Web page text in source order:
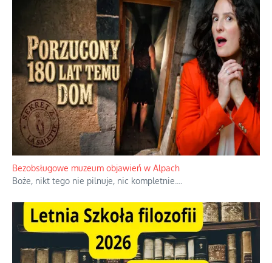
Bezobsługowe muzeum objawień w Alpach
Boże, nikt tego nie pilnuje, nic kompletnie.